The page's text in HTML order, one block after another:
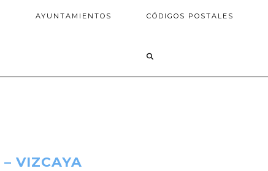
AYUNTAMIENTOS CÓDIGOS POSTALES
VIZCAYA